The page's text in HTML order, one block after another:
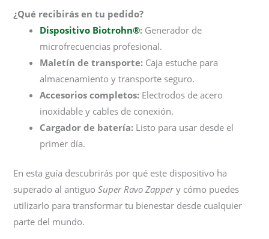
¿Qué recibirás en tu pedido?
Dispositivo Biotrohn®: Generador de
microfrecuencias profesional.
Maletín de transporte: Caja estuche para
almacenamiento y transporte seguro.
Accesorios completos: Electrodos de acero
inoxidable y cables de conexión.
Cargador de batería: Listo para usar desde el
primer día.
En esta guía descubrirás por qué este dispositivo ha
superado al antiguoSuper Ravo Zappery cómo puedes
utilizarlo para transformar tu bienestar desde cualquier
parte del mundo.